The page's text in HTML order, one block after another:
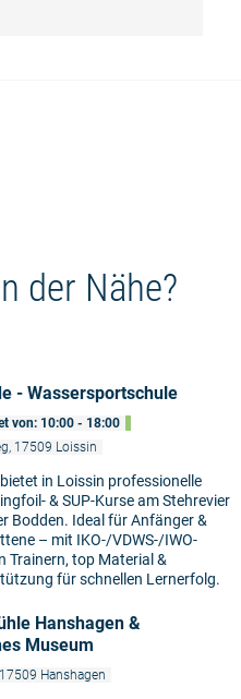
der Nähe?
- Wassersportschule
von: 10:00 - 18:00
17509 Loissin
in Loissin professionelle
& SUP-Kurse am Stehrevier
Bodden. Ideal für Anfänger &
– mit IKO-/VDWS-/IWO-
Trainern, top Material &
für schnellen Lernerfolg.
Hanshagen &
Museum
Hanshagen